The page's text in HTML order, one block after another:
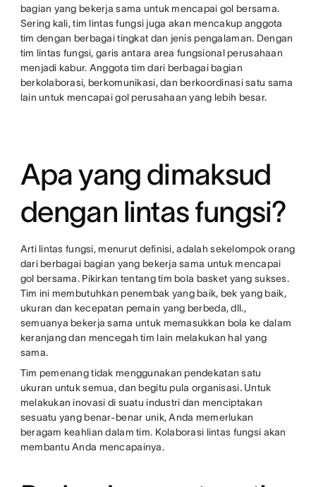
bagian yang bekerja sama untuk mencapai gol bersama.
Sering kali, tim lintas fungsi juga akan mencakup anggota
tim dengan berbagai tingkat dan jenis pengalaman. Dengan
tim lintas fungsi, garis antara area fungsional perusahaan
menjadi kabur. Anggota tim dari berbagai bagian
berkolaborasi, berkomunikasi, dan berkoordinasi satu sama
lain untuk mencapai gol perusahaan yang lebih besar.
Apa yang dimaksud
dengan lintas fungsi?
Arti lintas fungsi, menurut definisi, adalah sekelompok orang
dari berbagai bagian yang bekerja sama untuk mencapai
gol bersama. Pikirkan tentang tim bola basket yang sukses.
Tim ini membutuhkan penembak yang baik, bek yang baik,
ukuran dan kecepatan pemain yang berbeda, dll.,
semuanya bekerja sama untuk memasukkan bola ke dalam
keranjang dan mencegah tim lain melakukan hal yang
sama.
Tim pemenang tidak menggunakan pendekatan satu
ukuran untuk semua, dan begitu pula organisasi. Untuk
melakukan inovasi di suatu industri dan menciptakan
sesuatu yang benar-benar unik, Anda memerlukan
beragam keahlian dalam tim. Kolaborasi lintas fungsi akan
membantu Anda mencapainya.